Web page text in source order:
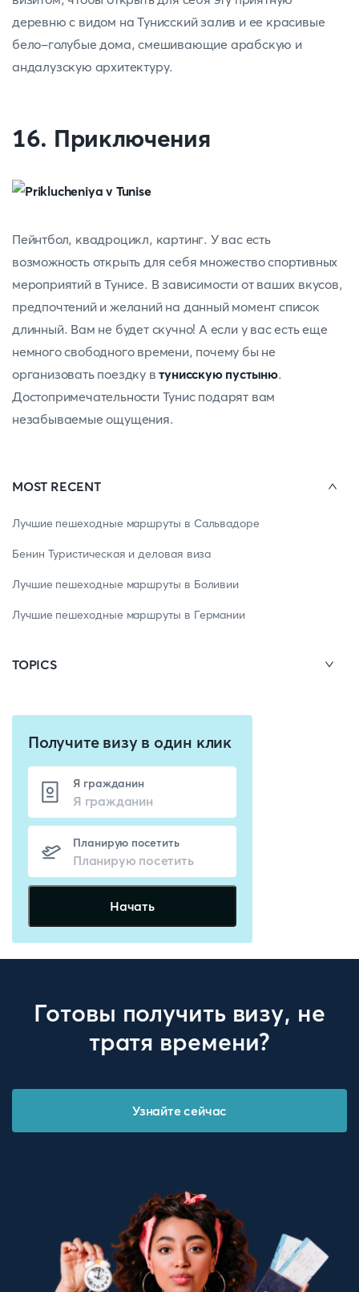
деревню с видом на Тунисский залив и ее красивые
бело-голубые дома, смешивающие арабскую и
андалузскую архитектуру.
16. Приключения
Пейнтбол, квадроцикл, картинг. У вас есть
возможность открыть для себя множество спортивных
мероприятий в Тунисе. В зависимости от ваших вкусов,
предпочтений и желаний на данный момент список
длинный. Вам не будет скучно! А если у вас есть еще
немного свободного времени, почему бы не
организовать поездку втунисскую пустыню.
Достопримечательности Тунис подарят вам
незабываемые ощущения.
MOST RECENT
Лучшие пешеходные маршруты в Сальвадоре
Бенин Туристическая и деловая виза
Лучшие пешеходные маршруты в Боливии
Лучшие пешеходные маршруты в Германии
TOPICS
Получите визу в один клик
Я гражданин
Планирую посетить
Начать
Готовы получить визу, не
тратя времени?
Узнайте сейчас